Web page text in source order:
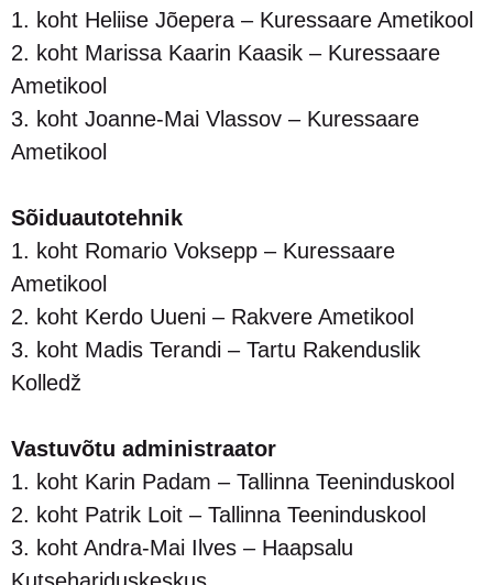
1. koht Heliise Jõepera – Kuressaare Ametikool
2. koht Marissa Kaarin Kaasik – Kuressaare
Ametikool
3. koht Joanne-Mai Vlassov – Kuressaare
Ametikool
Sõiduautotehnik
1. koht Romario Voksepp – Kuressaare
Ametikool
2. koht Kerdo Uueni – Rakvere Ametikool
3. koht Madis Terandi – Tartu Rakenduslik
Kolledž
Vastuvõtu administraator
1. koht Karin Padam – Tallinna Teeninduskool
2. koht Patrik Loit – Tallinna Teeninduskool
3. koht Andra-Mai Ilves – Haapsalu